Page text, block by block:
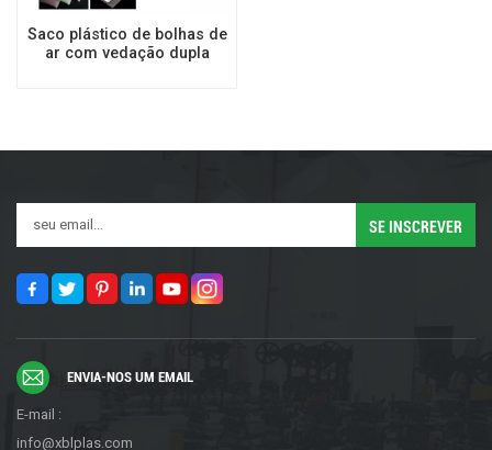
Saco plástico de bolhas de
ar com vedação dupla
ENVIA-NOS UM EMAIL
E-mail :
info@xblplas.com